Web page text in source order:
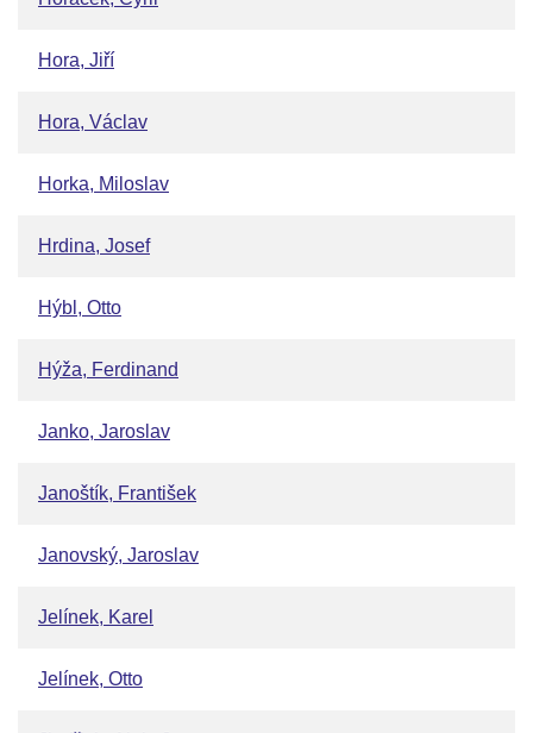
Hora, Jiří
Hora, Václav
Horka, Miloslav
Hrdina, Josef
Hýbl, Otto
Hýža, Ferdinand
Janko, Jaroslav
Janoštík, František
Janovský, Jaroslav
Jelínek, Karel
Jelínek, Otto